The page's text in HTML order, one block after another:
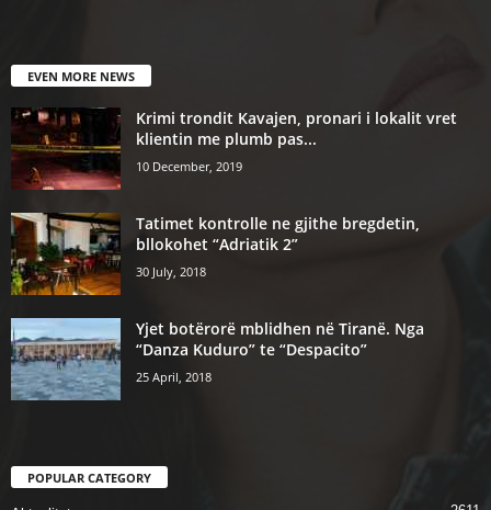
EVEN MORE NEWS
Krimi trondit Kavajen, pronari i lokalit vret
klientin me plumb pas...
10 December, 2019
Tatimet kontrolle ne gjithe bregdetin,
bllokohet “Adriatik 2”
30 July, 2018
Yjet botërorë mblidhen në Tiranë. Nga
“Danza Kuduro” te “Despacito”
25 April, 2018
POPULAR CATEGORY